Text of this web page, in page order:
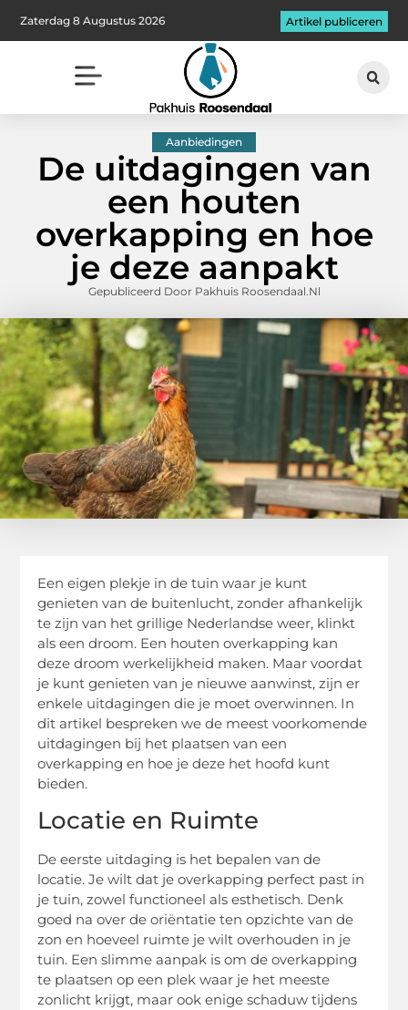
Zaterdag 8 Augustus 2026 Artikel publiceren
Aanbiedingen
De uitdagingen van
een houten
overkapping en hoe
je deze aanpakt
Gepubliceerd Door Pakhuis Roosendaal.nl
Een eigen plekje in de tuin waar je kunt
genieten van de buitenlucht, zonder afhankelijk
te zijn van het grillige Nederlandse weer, klinkt
als een droom. Een houten overkapping kan
deze droom werkelijkheid maken. Maar voordat
je kunt genieten van je nieuwe aanwinst, zijn er
enkele uitdagingen die je moet overwinnen. In
dit artikel bespreken we de meest voorkomende
uitdagingen bij het plaatsen van een
overkapping en hoe je deze het hoofd kunt
bieden.
Locatie en Ruimte
De eerste uitdaging is het bepalen van de
locatie. Je wilt dat je overkapping perfect past in
je tuin, zowel functioneel als esthetisch. Denk
goed na over de oriëntatie ten opzichte van de
zon en hoeveel ruimte je wilt overhouden in je
tuin. Een slimme aanpak is om de overkapping
te plaatsen op een plek waar je het meeste
zonlicht krijgt, maar ook enige schaduw tijdens